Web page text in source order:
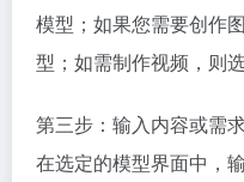
模型；如果您需要创作
型；如需制作视频，则选
第三步：输入内容或需
在选定的模型界面中，